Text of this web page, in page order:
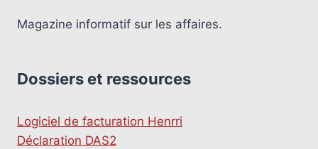
Magazine informatif sur les affaires.
Dossiers et ressources
Logiciel de facturation Henrri
Déclaration DAS2